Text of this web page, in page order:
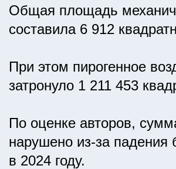
Общая площадь
составила 6 912
При этом пирогенное
затронуло 1 211 453
По оценке авторов,
нарушено из-за падения
в 2024 году.